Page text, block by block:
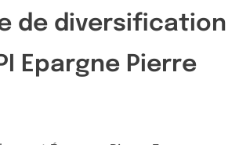
de diversification
Epargne Pierre